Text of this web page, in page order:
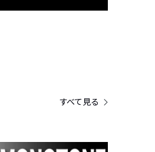
すべて見る